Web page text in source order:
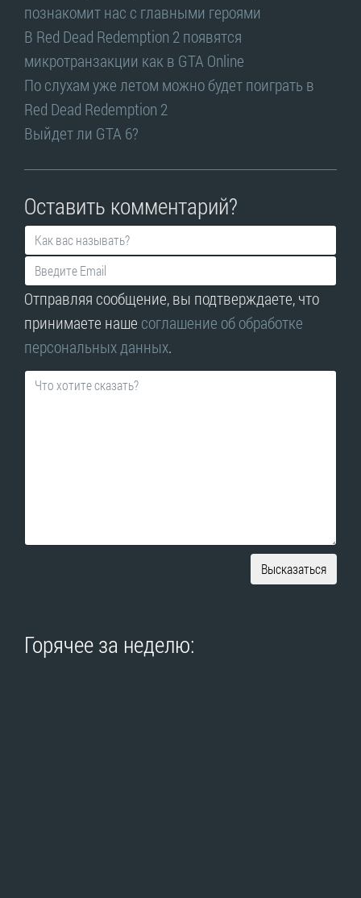
познакомит нас с главными героями
В Red Dead Redemption 2 появятся
микротранзакции как в GTA Online
По слухам уже летом можно будет поиграть в
Red Dead Redemption 2
Выйдет ли GTA 6?
Оставить комментарий?
Отправляя сообщение, вы подтверждаете, что
принимаете наше соглашение об обработке
персональных данных.
Высказаться
Горячее за неделю: